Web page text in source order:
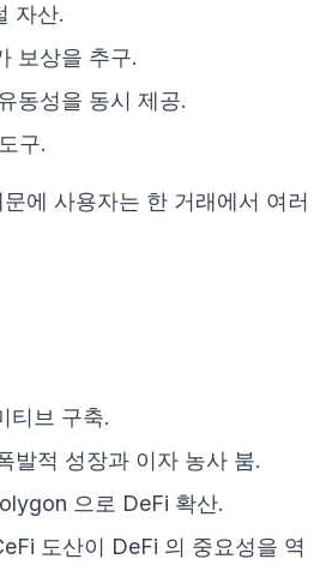
자산.
보상을 추구.
동성을 동시 제공.
구.
에 사용자는 한 거래에서 여러
티브 구축.
발적 성장과 이자 농사 붐.
으로 DeFi 확산.
도산이 DeFi 의 중요성을 역